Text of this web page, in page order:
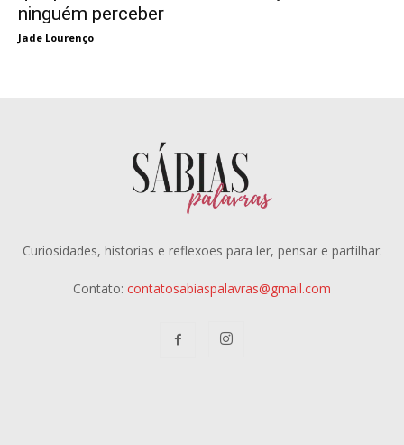
ninguém perceber
Jade Lourenço
Curiosidades, historias e reflexoes para ler, pensar e partilhar.
Contato: contatosabiaspalavras@gmail.com